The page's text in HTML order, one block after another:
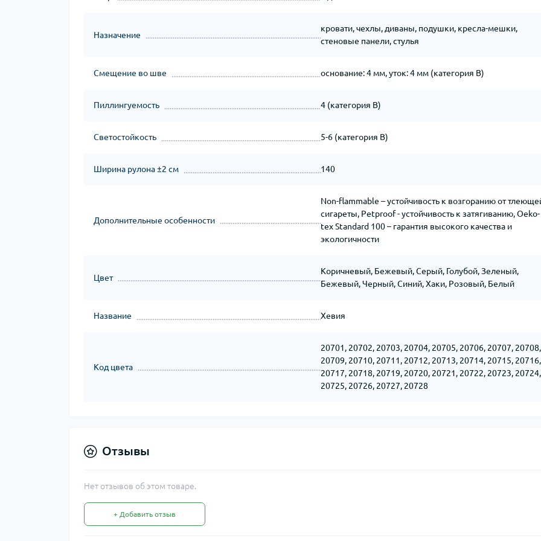
Назначение
кровати, чехлы, диваны, подушки, кресла-мешки,
стеновые панели, стулья
Смещение во шве основание: 4 мм, уток: 4 мм (категория В)
Пиллингуемость 4 (категория B)
Светостойкость 5-6 (категория B)
Ширина рулона ±2 см 140
Дополнительные особенности
Non-flammable – устойчивость к возгоранию от
сигареты, Petproof - устойчивость к затягиванию, Oeko-
tex Standard 100 – гарантия высокого качества и
экологичности
Цвет
Коричневый, Бежевый, Серый, Голубой, Зеленый,
Бежевый, Черный, Синий, Хаки, Розовый, Белый
Название Хевия
Код цвета
20701, 20702, 20703, 20704, 20705, 20706, 20707, 20708,
20709, 20710, 20711, 20712, 20713, 20714, 20715, 20716,
20717, 20718, 20719, 20720, 20721, 20722, 20723, 20724,
20725, 20726, 20727, 20728
Отзывы
Нет отзывов об этом товаре.
+ Добавить отзыв